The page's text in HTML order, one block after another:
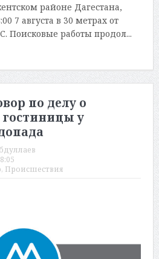
районе Дагестана,
7 августа в 30 метрах от
Поисковые работы продол...
по делу о
гостиницы у
, Происшествия